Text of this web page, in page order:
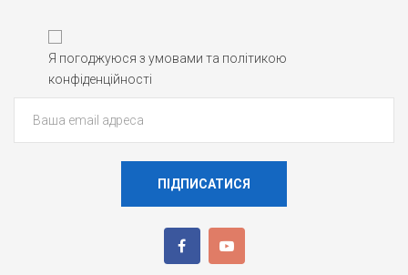
Я погоджуюся з умовами та політикою
конфіденційності
ПІДПИСАТИСЯ